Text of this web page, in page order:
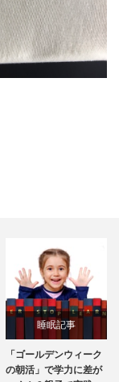
睡眠記事
「ゴールデンウィーク
の朝活」で学力に差が